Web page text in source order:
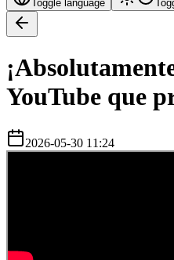
Toggle language
YouTube que
2026-05-30 11:24